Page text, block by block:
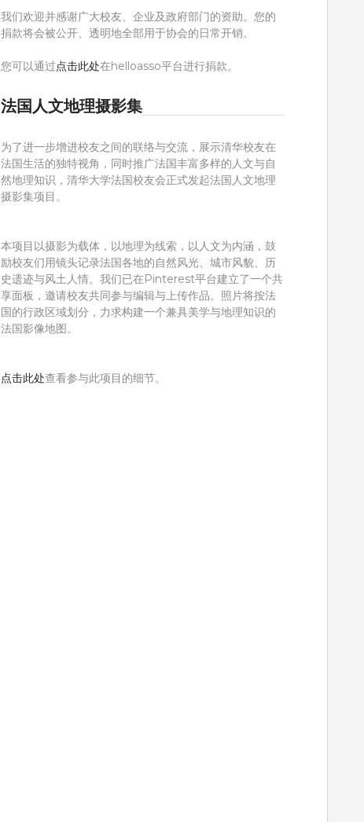
我们欢迎并感谢广大校友、企业及政府部门的资助。您的
捐款将会被公开、透明地全部用于协会的日常开销。
您可以通过点击此处在helloasso平台进行捐款。
法国人文地理摄影集
为了进一步增进校友之间的联络与交流，展示清华校友在
法国生活的独特视角，同时推广法国丰富多样的人文与自
然地理知识，清华大学法国校友会正式发起法国人文地理
摄影集项目。
本项目以摄影为载体，以地理为线索，以人文为内涵，鼓
励校友们用镜头记录法国各地的自然风光、城市风貌、历
史遗迹与风土人情。我们已在Pinterest平台建立了一个共
享面板，邀请校友共同参与编辑与上传作品。照片将按法
国的行政区域划分，力求构建一个兼具美学与地理知识的
法国影像地图。
点击此处查看参与此项目的细节。